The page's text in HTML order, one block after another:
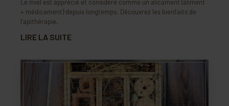
Le miel est apprécié et considéré comme un alicament (aliment
+ médicament) depuis longtemps. Découvrez les bienfaits de
l'apithérapie.
LIRE LA SUITE